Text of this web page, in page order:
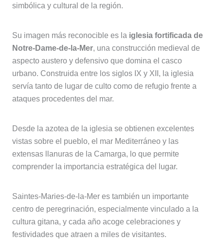
simbólica y cultural de la región.
Su imagen más reconocible es la iglesia fortificada de
Notre-Dame-de-la-Mer, una construcción medieval de
aspecto austero y defensivo que domina el casco
urbano. Construida entre los siglos IX y XII, la iglesia
servía tanto de lugar de culto como de refugio frente a
ataques procedentes del mar.
Desde la azotea de la iglesia se obtienen excelentes
vistas sobre el pueblo, el mar Mediterráneo y las
extensas llanuras de la Camarga, lo que permite
comprender la importancia estratégica del lugar.
Saintes-Maries-de-la-Mer es también un importante
centro de peregrinación, especialmente vinculado a la
cultura gitana, y cada año acoge celebraciones y
festividades que atraen a miles de visitantes.